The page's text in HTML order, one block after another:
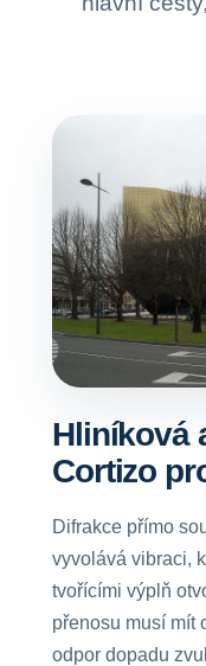
Hliníková
Cortizo
Difrakce přímo
vyvolává vibraci,
tvořícími výplň
přenosu musí mít
odpor dopadu